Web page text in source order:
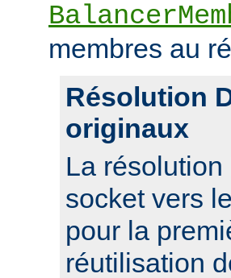
membres au
Résolution
originaux
La
socket vers
pour la
réutilisation